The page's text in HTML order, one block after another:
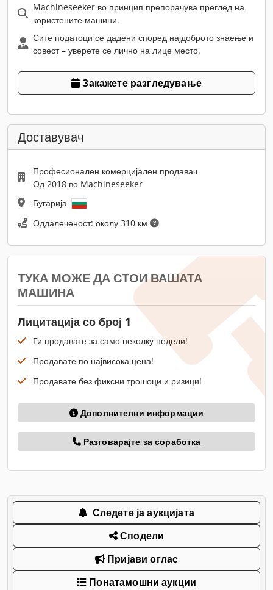
Machineseeker во принцип препорачува преглед на
користените машини.
Сите податоци се дадени според најдоброто знаење и
совест – уверете се лично на лице место.
Закажете разгледување
Доставувач
Професионален комерцијален продавач
Од 2018 во Machineseeker
Бугарија
Оддалеченост: околу 310 км
ТУКА МОЖЕ ДА СТОИ ВАШАТА
МАШИНА
Лицитација со број 1
Ги продавате за само неколку недели!
Продавате по највисока цена!
Продавате без фиксни трошоци и ризици!
Дополнителни информации
Разговарајте за соработка
Следете ја аукцијата
Сподели
Пријави оглас
Понатамошни аукции